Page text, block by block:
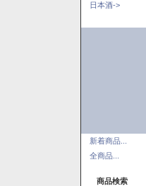
日本酒->
新着商品...
全商品...
商品検索